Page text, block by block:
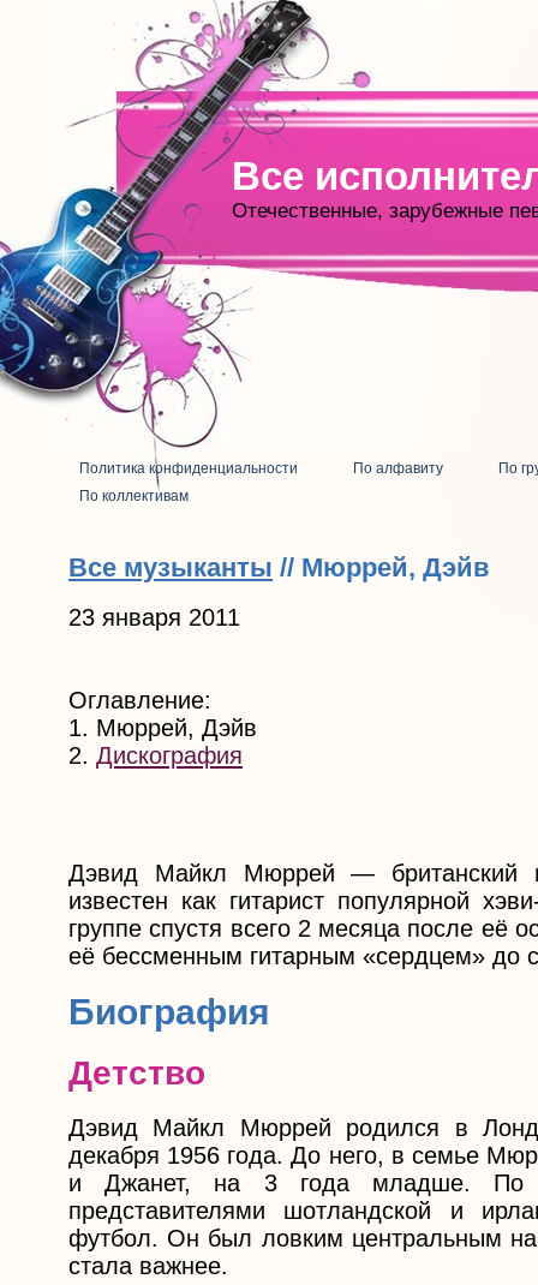
Все
Отечественные, зарубежные
Политика конфиденциальности По алфавиту
По
По коллективам
Все музыканты // Мюррей, Дэйв
23 января 2011
Оглавление:
1. Мюррей, Дэйв
2. Дискография
Дэвид Майкл Мюррей — британский
известен как гитарист популярной
группе спустя всего 2 месяца после её
её бессменным гитарным «сердцем» до
Биография
Детство
Дэвид Майкл Мюррей родился в
декабря 1956 года. До него, в семье
и Джанет, на 3 года младше. По
представителями шотландской и
футбол. Он был ловким центральным
стала важнее.